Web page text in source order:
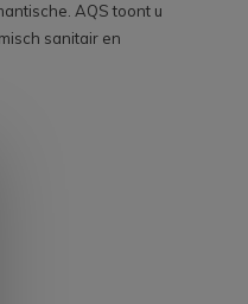
AQS toont u
sanitair en